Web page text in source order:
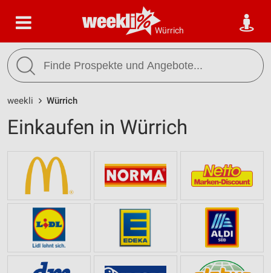
Würrich
weekli Würrich
Einkaufen in Würrich